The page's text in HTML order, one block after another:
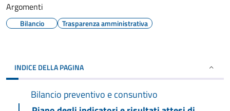
Argomenti
Bilancio Trasparenza amministrativa
INDICE DELLA PAGINA
Bilancio preventivo e consuntivo